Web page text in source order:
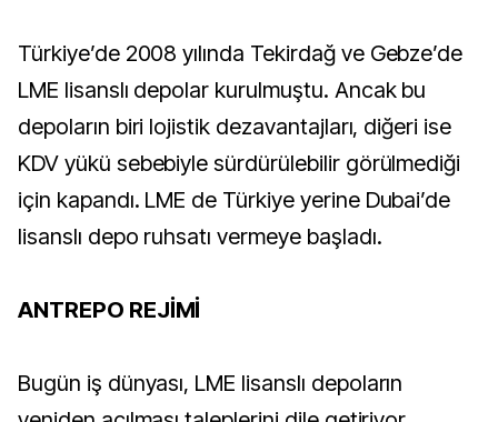
Türkiye’de 2008 yılında Tekirdağ ve Gebze’de
LME lisanslı depolar kurulmuştu. Ancak bu
depoların biri lojistik dezavantajları, diğeri ise
KDV yükü sebebiyle sürdürülebilir görülmediği
için kapandı. LME de Türkiye yerine Dubai’de
lisanslı depo ruhsatı vermeye başladı.
ANTREPO REJİMİ
Bugün iş dünyası, LME lisanslı depoların